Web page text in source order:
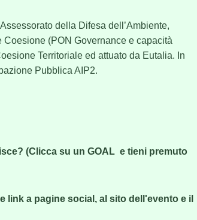
della Difesa dell’Ambiente,
(PON Governance e capacità
Territoriale ed attuato da Eutalia. In
Pubblica AIP2.
(Clicca su un GOAL e tieni premuto
link a pagine social, al sito dell'evento e il